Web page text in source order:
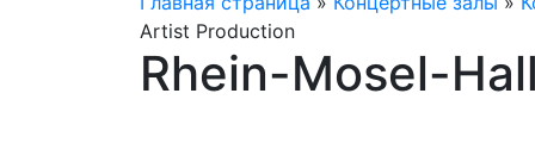
Artist Production
Rhein-Mosel-